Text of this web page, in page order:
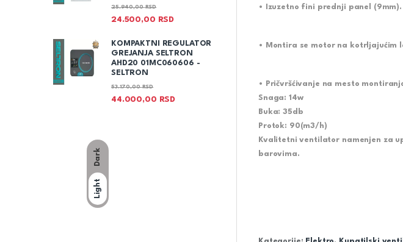
Dark
Light
• Izuzetno fini prednji panel (9mm).
• Montira se motor na kotrljajućim
• Pričvršćivanje na mesto
Snaga: 14w
Buka: 35db
Protok: 90(m3/h)
Kvalitetni ventilator namenjen za
barovima.
24.500,00 RSD
25.940,00RSD
KOMPAKTNI REGULATOR
GREJANJA SELTRON
AHD20 01MC060606 -
SELTRON
44.000,00 RSD
53.170,00RSD